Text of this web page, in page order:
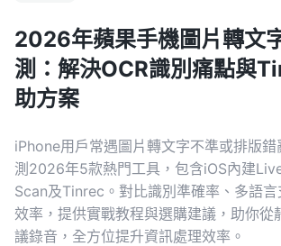
2026年蘋果手機圖片轉文
測：解決OCR識別痛點與
助方案
iPhone用戶常遇圖片轉文字不準或排版
測2026年5款熱門工具，包含iOS內建
Scan及Tinrec。對比識別準確率、多語
效率，提供實戰教程與選購建議，助你從
議錄音，全方位提升資訊處理效率。